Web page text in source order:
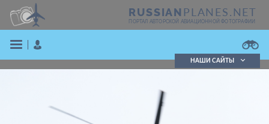
RUSSIAN PLANES.NET
ПОРТАЛ АВТОРСКОЙ АВИАЦИОННОЙ ФОТОГРАФИИ
Подробно
НАШИ САЙТЫ